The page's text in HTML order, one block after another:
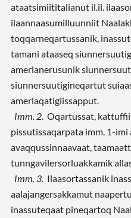
ataatsimiititalianut il.il.
ilaannaasumilluunniit
toqqarneqartussanik,
tamani ataaseq
amerlanerusunik
siunnersuutigineqartut
amerlaqatigiissapput.
Imm. 2. Oqartussat,
pissutissaqarpata imm. 1-imi
avaqqussinnaavaat,
tunngavilersorluakkamik
Imm. 3. Ilaasortassanik
aalajangersakkamut
inassuteqaat pineqartoq